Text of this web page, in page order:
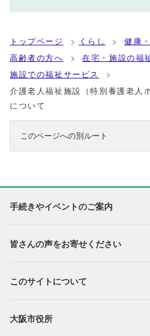
トップページ くらし
健康
高齢者の方へ
在宅・施設の福
施設での福祉サービス
介護老人福祉施設（特別養護老人
について
このページへの別ルート
手続きやイベントのご案内
皆さんの声をお寄せください
このサイトについて
大阪市役所